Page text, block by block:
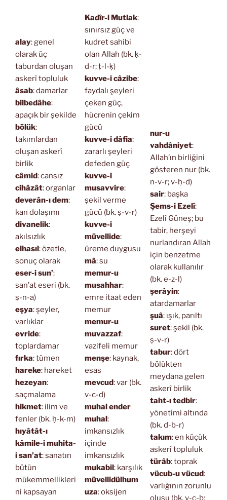
alay: genel
olarak üç
taburdan oluşan
askerî topluluk
âsab: damarlar
bilbedâhe:
apaçık bir şekilde
bölük:
takımlardan
oluşan askerî
birlik
câmid: cansız
cihâzât: organlar
deverân-ı dem:
kan dolaşımı
divanelik:
akılsızlık
elhasıl: özetle,
sonuç olarak
eser-i sun’:
san’at eseri (bk.
ṣ-n-a)
eşya: şeyler,
varlıklar
evride:
toplardamar
fırka: tümen
hareke: hareket
hezeyan:
saçmalama
hikmet: ilim ve
fenler (bk. ḥ-k-m)
hıyâtât-ı
kâmile-i muhita-
i san’at: sanatın
bütün
mükemmellikleri
ni kapsayan
Kadîr-i Mutlak:
sınırsız güç ve
kudret sahibi
olan Allah (bk. ḳ-
d-r; ṭ-l-ḳ)
kuvve-i câzibe:
faydalı şeyleri
çeken güç,
hücrenin çekim
gücü
kuvve-i dâfia:
zararlı şeyleri
defeden güç
kuvve-i
musavvire:
şekil verme
gücü (bk. ṣ-v-r)
kuvve-i
müvellide:
üreme duygusu
mâ: su
memur-u
musahhar:
emre itaat eden
memur
memur-u
muvazzaf:
vazifeli memur
menşe: kaynak,
esas
mevcud: var (bk.
v-c-d)
muhal ender
muhal:
imkansızlık
içinde
imkansızlık
mukabil: karşılık
müvellidülhum
uza: oksijen
nur-u
vahdâniyet:
Allah’ın birliğini
gösteren nur (bk.
n-v-r; v-ḥ-d)
sair: başka
Şems-i Ezelî:
Ezelî Güneş; bu
tabir, herşeyi
nurlandıran Allah
için benzetme
olarak kullanılır
(bk. e-z-l)
şerâyin:
atardamarlar
şuâ: ışık, parıltı
suret: şekil (bk.
ṣ-v-r)
tabur: dört
bölükten
meydana gelen
askerî birlik
taht-ı tedbir:
yönetimi altında
(bk. d-b-r)
takım: en küçük
askerî topluluk
türâb: toprak
vücub-u vücud:
varlığının zorunlu
oluşu (bk. v-c-b;